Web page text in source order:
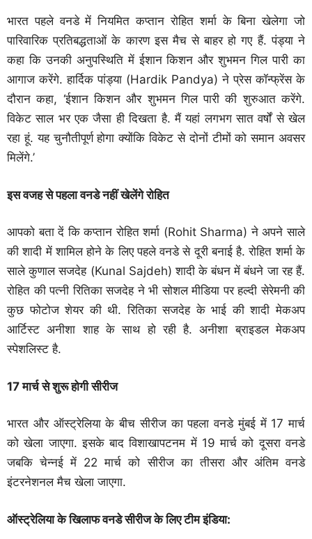
भारत पहले वनडे में नियमित कप्तान रोहित शर्मा के बिना खेलेगा जो
पारिवारिक प्रतिबद्धताओं के कारण इस मैच से बाहर हो गए हैं. पंड्या ने
कहा कि उनकी अनुपस्थिति में ईशान किशन और शुभमन गिल पारी का
आगाज करेंगे. हार्दिक पांड्या (Hardik Pandya) ने प्रेस कॉन्फ्रेंस के
दौरान कहा, ‘ईशान किशन और शुभमन गिल पारी की शुरुआत करेंगे.
विकेट साल भर एक जैसा ही दिखता है. मैं यहां लगभग सात वर्षों से खेल
रहा हूं. यह चुनौतीपूर्ण होगा क्योंकि विकेट से दोनों टीमों को समान अवसर
मिलेंगे.’
इस वजह से पहला वनडे नहीं खेलेंगे रोहित
आपको बता दें कि कप्तान रोहित शर्मा (Rohit Sharma) ने अपने साले
की शादी में शामिल होने के लिए पहले वनडे से दूरी बनाई है. रोहित शर्मा के
साले कुणाल सजदेह (Kunal Sajdeh) शादी के बंधन में बंधने जा रह हैं.
रोहित की पत्नी रितिका सजदेह ने भी सोशल मीडिया पर हल्दी सेरेमनी की
कुछ फोटोज शेयर की थी. रितिका सजदेह के भाई की शादी मेकअप
आर्टिस्ट अनीशा शाह के साथ हो रही है. अनीशा ब्राइडल मेकअप
स्पेशलिस्ट है.
17 मार्च से शुरू होगी सीरीज
भारत और ऑस्ट्रेलिया के बीच सीरीज का पहला वनडे मुंबई में 17 मार्च
को खेला जाएगा. इसके बाद विशाखापटनम में 19 मार्च को दूसरा वनडे
जबकि चेन्नई में 22 मार्च को सीरीज का तीसरा और अंतिम वनडे
इंटरनेशनल मैच खेला जाएगा.
ऑस्ट्रेलिया के खिलाफ वनडे सीरीज के लिए टीम इंडिया: